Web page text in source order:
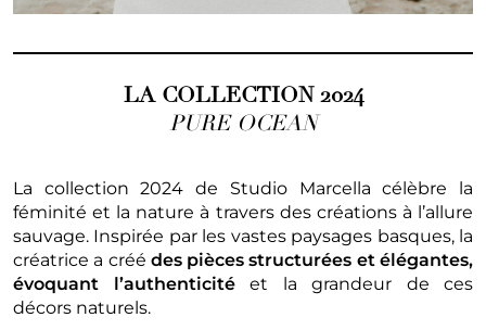
LA COLLECTION 2024
PURE OCEAN
La collection 2024 de Studio Marcella célèbre la
féminité et la nature à travers des créations à l’allure
sauvage. Inspirée par les vastes paysages basques, la
créatrice a créé des pièces structurées et élégantes,
évoquant l’authenticitéet la grandeur de ces
décors naturels.